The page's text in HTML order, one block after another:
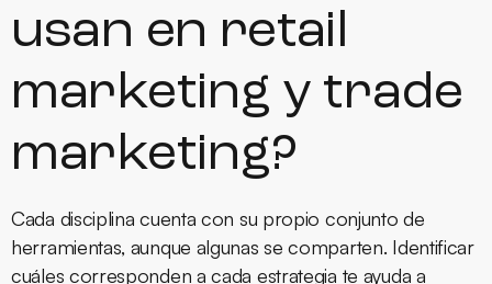
usan en retail
marketing y trade
marketing?
Cada disciplina cuenta con su propio conjunto de
herramientas, aunque algunas se comparten. Identificar
cuáles corresponden a cada estrategia te ayuda a